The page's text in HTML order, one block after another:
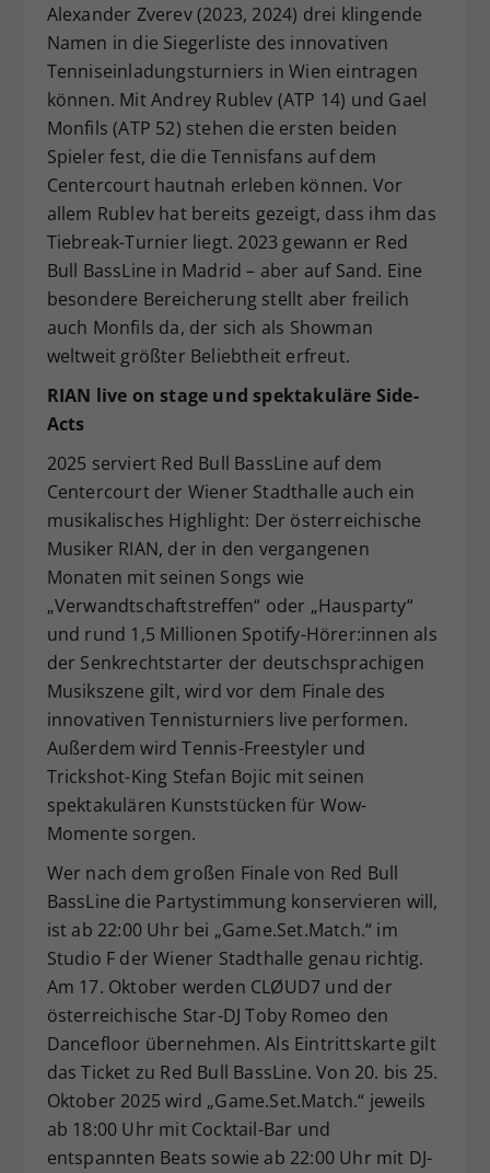
Alexander Zverev (2023, 2024) drei klingende
Namen in die Siegerliste des innovativen
Tenniseinladungsturniers in Wien eintragen
können. Mit Andrey Rublev (ATP 14) und Gael
Monfils (ATP 52) stehen die ersten beiden
Spieler fest, die die Tennisfans auf dem
Centercourt hautnah erleben können. Vor
allem Rublev hat bereits gezeigt, dass ihm das
Tiebreak-Turnier liegt. 2023 gewann er Red
Bull BassLine in Madrid – aber auf Sand. Eine
besondere Bereicherung stellt aber freilich
auch Monfils da, der sich als Showman
weltweit größter Beliebtheit erfreut.
RIAN live on stage und spektakuläre Side-
Acts
2025 serviert Red Bull BassLine auf dem
Centercourt der Wiener Stadthalle auch ein
musikalisches Highlight: Der österreichische
Musiker RIAN, der in den vergangenen
Monaten mit seinen Songs wie
„Verwandtschaftstreffen“ oder „Hausparty“
und rund 1,5 Millionen Spotify-Hörer:innen als
der Senkrechtstarter der deutschsprachigen
Musikszene gilt, wird vor dem Finale des
innovativen Tennisturniers live performen.
Außerdem wird Tennis-Freestyler und
Trickshot-King Stefan Bojic mit seinen
spektakulären Kunststücken für Wow-
Momente sorgen.
Wer nach dem großen Finale von Red Bull
BassLine die Partystimmung konservieren will,
ist ab 22:00 Uhr bei „Game.Set.Match.“ im
Studio F der Wiener Stadthalle genau richtig.
Am 17. Oktober werden CLØUD7 und der
österreichische Star-DJ Toby Romeo den
Dancefloor übernehmen. Als Eintrittskarte gilt
das Ticket zu Red Bull BassLine. Von 20. bis 25.
Oktober 2025 wird „Game.Set.Match.“ jeweils
ab 18:00 Uhr mit Cocktail-Bar und
entspannten Beats sowie ab 22:00 Uhr mit DJ-